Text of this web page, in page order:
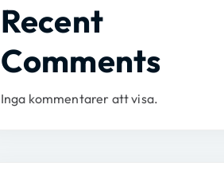
Recent
Comments
Inga kommentarer att visa.